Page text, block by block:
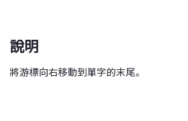
說明
將游標向右移動到單字的末尾。